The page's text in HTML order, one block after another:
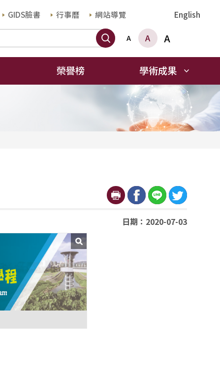
GIDS臉書 行事曆 網站導覽 English
搜尋A A A
榮譽榜 學術成果
日期：2020-07-03